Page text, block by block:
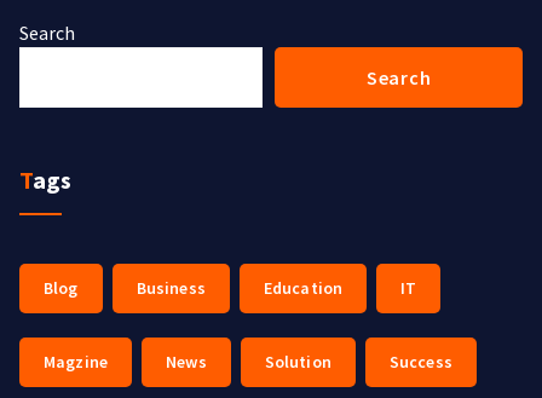
Search
Search
Tags
Blog Business Education IT
Magzine News Solution Success